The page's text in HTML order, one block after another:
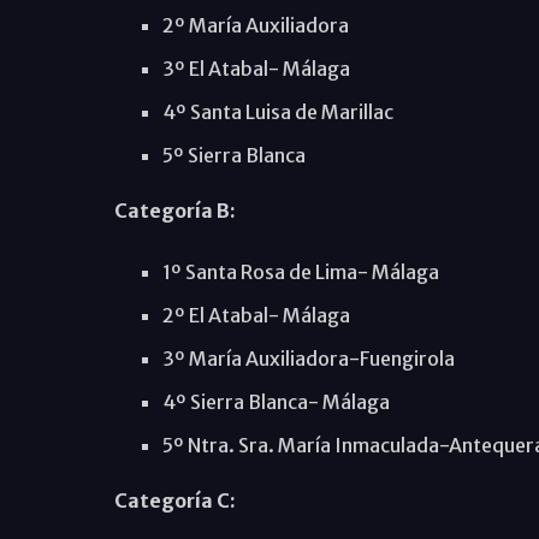
2º María Auxiliadora
3º El Atabal- Málaga
4º Santa Luisa de Marillac
5º Sierra Blanca
Categoría B:
1º Santa Rosa de Lima- Málaga
2º El Atabal- Málaga
3º María Auxiliadora-Fuengirola
4º Sierra Blanca- Málaga
5º Ntra. Sra. María Inmaculada-
Categoría C: